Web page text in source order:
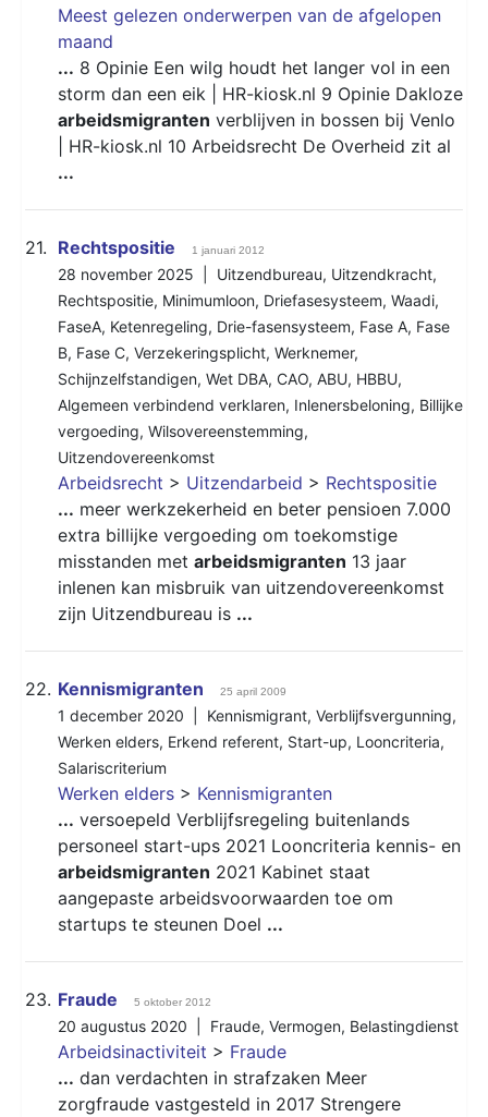
Meest gelezen onderwerpen van de afgelopen
maand
... 8 Opinie Een wilg houdt het langer vol in een
storm dan een eik | HR-kiosk.nl 9 Opinie Dakloze
arbeidsmigranten verblijven in bossen bij Venlo
| HR-kiosk.nl 10 Arbeidsrecht De Overheid zit al
...
21. Rechtspositie 1 januari 2012
28 november 2025 | Uitzendbureau, Uitzendkracht,
Rechtspositie, Minimumloon, Driefasesysteem, Waadi,
FaseA, Ketenregeling, Drie-fasensysteem, Fase A, Fase
B, Fase C, Verzekeringsplicht, Werknemer,
Schijnzelfstandigen, Wet DBA, CAO, ABU, HBBU,
Algemeen verbindend verklaren, Inlenersbeloning, Billijke
vergoeding, Wilsovereenstemming,
Uitzendovereenkomst
Arbeidsrecht > Uitzendarbeid > Rechtspositie
... meer werkzekerheid en beter pensioen 7.000
extra billijke vergoeding om toekomstige
misstanden met arbeidsmigranten 13 jaar
inlenen kan misbruik van uitzendovereenkomst
zijn Uitzendbureau is ...
22. Kennismigranten 25 april 2009
1 december 2020 | Kennismigrant, Verblijfsvergunning,
Werken elders, Erkend referent, Start-up, Looncriteria,
Salariscriterium
Werken elders > Kennismigranten
... versoepeld Verblijfsregeling buitenlands
personeel start-ups 2021 Looncriteria kennis- en
arbeidsmigranten 2021 Kabinet staat
aangepaste arbeidsvoorwaarden toe om
startups te steunen Doel ...
23. Fraude 5 oktober 2012
20 augustus 2020 | Fraude, Vermogen, Belastingdienst
Arbeidsinactiviteit > Fraude
... dan verdachten in strafzaken Meer
zorgfraude vastgesteld in 2017 Strengere